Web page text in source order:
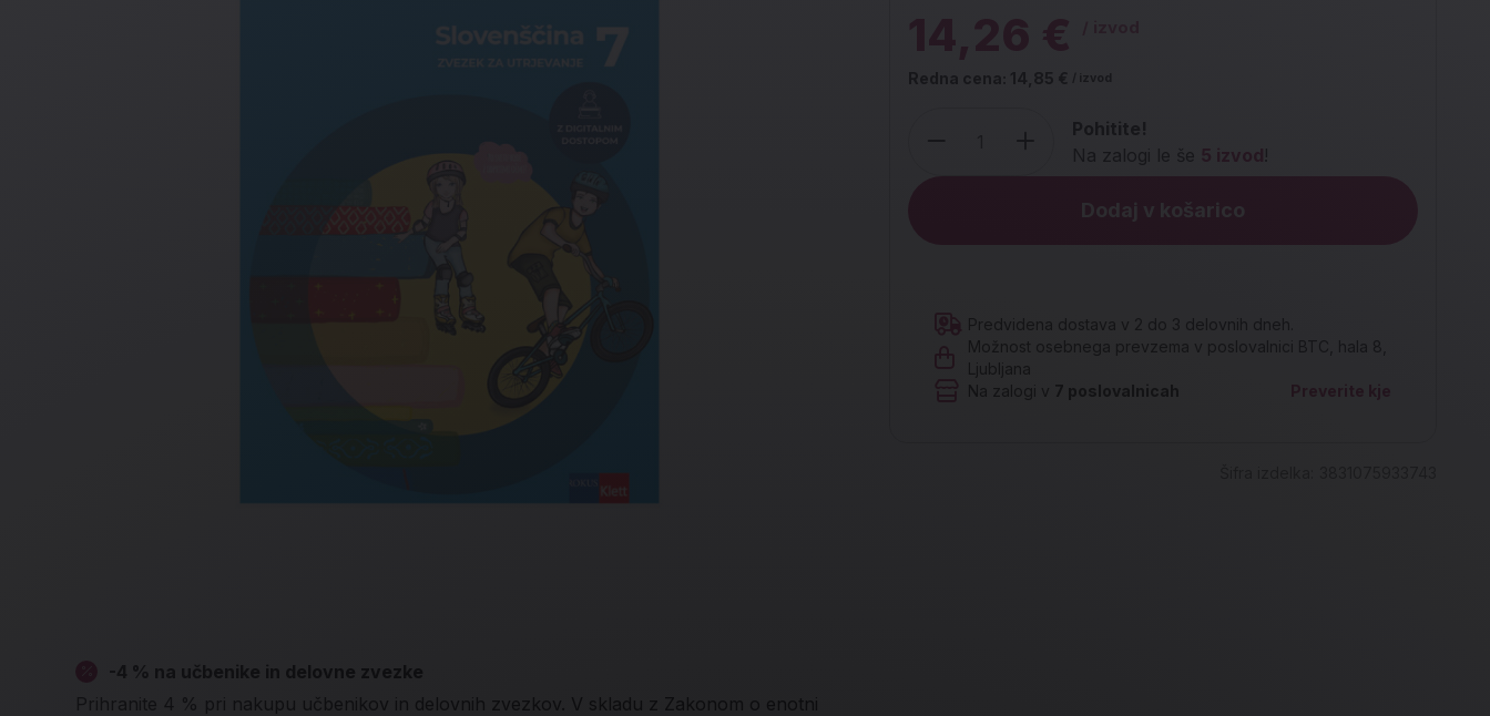
-4 % na učbenike in delovne zvezke
Prihranite 4 % pri nakupu učbenikov in delovnih zvezkov. V skladu z Zakonom o enotni
14,26 €
Redna cena: 14,85 € / izvod
Pohitite!
Na zalogi le še 5 izvod!
Dodaj v košarico
Predvidena dostava v 2 do 3 delovnih dneh.
Možnost osebnega prevzema v poslovalnici BTC, hala 8,
Ljubljana
Na zalogi v 7 poslovalnicah